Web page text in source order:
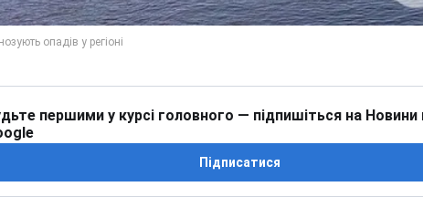
першими у курсі головного — підпишіться на Новини
Підписатися